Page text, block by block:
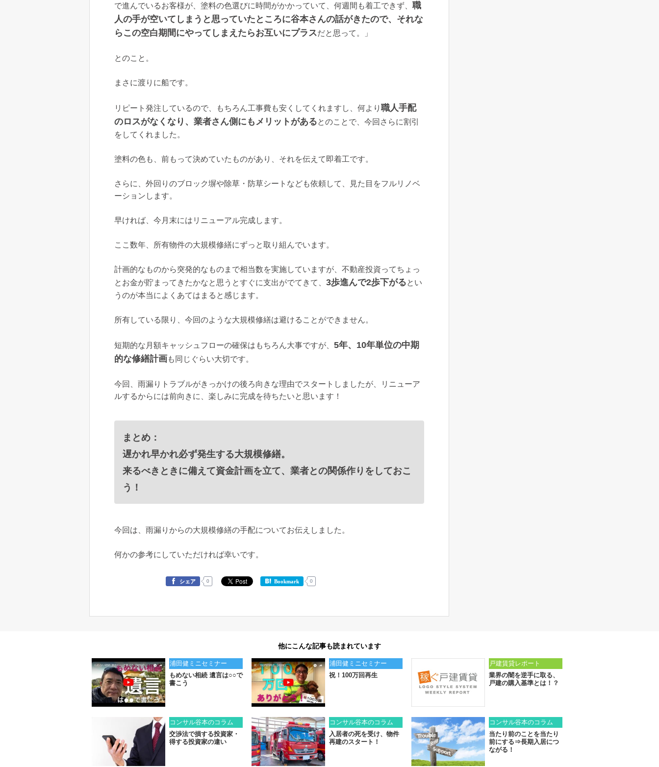
で進んでいるお客様が、塗料の色選びに時間がかかっていて、何週間も着工できず、 職
人の手が空いてしまうと思っていたところに谷本さんの話がきたので、それな
らこの空白期間にやってしまえたらお互いにプラスだと思って。」
とのこと。
まさに渡りに船です。
リピート発注しているので、もちろん工事費も安くしてくれますし、何より 職人手配
のロスがなくなり、業者さん側にもメリットがあるとのことで、今回さらに割引
をしてくれました。
塗料の色も、前もって決めていたものがあり、それを伝えて即着工です。
さらに、外回りのブロック塀や除草・防草シートなども依頼して、見た目をフルリノベ
ーションします。
早ければ、今月末にはリニューアル完成します。
ここ数年、所有物件の大規模修繕にずっと取り組んでいます。
計画的なものから突発的なものまで相当数を実施していますが、不動産投資ってちょっ
とお金が貯まってきたかなと思うとすぐに支出がでてきて、 3歩進んで2歩下がるとい
うのが本当によくあてはまると感じます。
所有している限り、今回のような大規模修繕は避けることができません。
短期的な月額キャッシュフローの確保はもちろん大事ですが、 5年、10年単位の中期
的な修繕計画も同じぐらい大切です。
今回、雨漏りトラブルがきっかけの後ろ向きな理由でスタートしましたが、リニューア
ルするからには前向きに、楽しみに完成を待ちたいと思います！
まとめ：
遅かれ早かれ必ず発生する大規模修繕。
来るべきときに備えて資金計画を立て、業者との関係作りをしておこ
う！
今回は、雨漏りからの大規模修繕の手配についてお伝えしました。
何かの参考にしていただければ幸いです。
シェア 0 Bookmark 0
他にこんな記事も読まれています
浦田健ミニセミナー
もめない相続 遺言は○○で
書こう
浦田健ミニセミナー
祝！100万回再生
戸建賃貸レポート
業界の闇を逆手に取る、
戸建の購入基準とは！？
コンサル谷本のコラム
交渉法で損する投資家・
得する投資家の違い
コンサル谷本のコラム
入居者の死を受け、物件
再建のスタート！
コンサル谷本のコラム
当たり前のことを当たり
前にする⇒長期入居につ
ながる！